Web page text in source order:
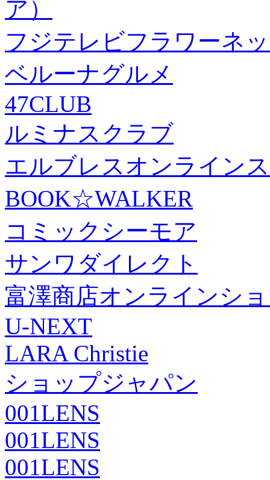
ア）
フジテレビフラワーネ
ベルーナグルメ
47CLUB
ルミナスクラブ
エルブレスオンライン
BOOK☆WALKER
コミックシーモア
サンワダイレクト
富澤商店オンラインシ
U-NEXT
LARA Christie
ショップジャパン
001LENS
001LENS
001LENS